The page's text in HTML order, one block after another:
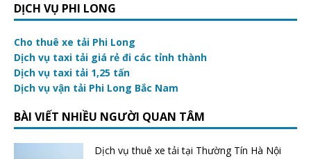
DỊCH VỤ PHI LONG
Cho thuê xe tải Phi Long
Dịch vụ taxi tải giá rẻ đi các tỉnh thành
Dịch vụ taxi tải 1,25 tấn
Dịch vụ vận tải Phi Long Bắc Nam
BÀI VIẾT NHIỀU NGƯỜI QUAN TÂM
Dịch vụ thuê xe tải tại Thường Tín Hà Nội